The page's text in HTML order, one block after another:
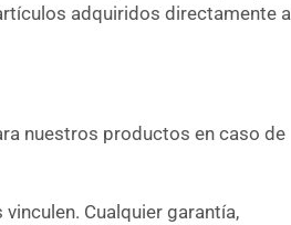
adquiridos directamente a
nuestros productos en caso de
Cualquier garantía,